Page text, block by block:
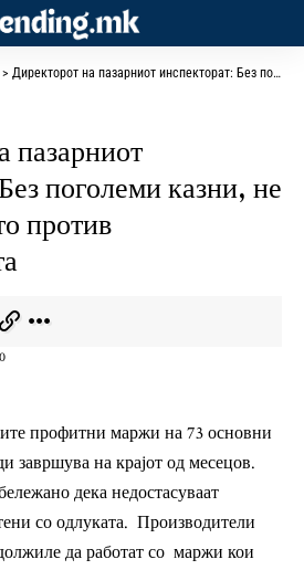
> Директорот на пазарниот инспекторат: Без поголеми казни, не правиме ништо против поскапувањата
пазарниот
поголеми казни, не
против
профитни маржи на 73 основни
завршува на крајот од месецов.
дека недостасуваат
со одлуката. Производители
да работат со маржи кои